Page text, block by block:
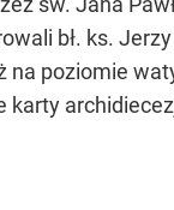
bł. ks.
na poziomie